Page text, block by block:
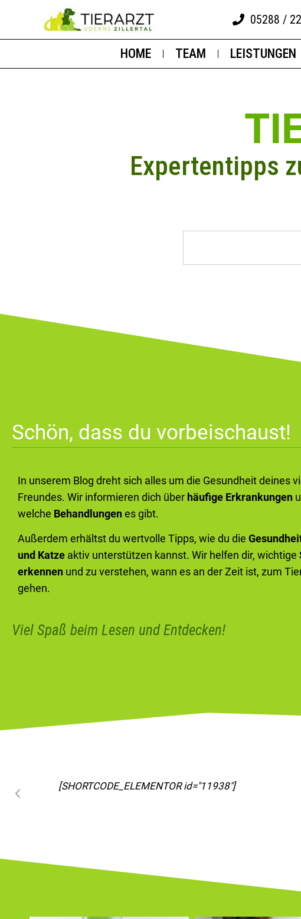
05288 /
HOME TEAM LEISTUNGEN
Expertentipps
Schön, dass du vorbeischaust!
In unserem Blog dreht sich alles um die Gesundheit deines
Freundes. Wir informieren dich über häufige Erkrankungen
welche Behandlungenes gibt.
Außerdem erhältst du wertvolle Tipps, wie du die
und Katze aktiv unterstützen kannst. Wir helfen dir, wichtige
erkennen und zu verstehen, wann es an der Zeit ist, zum
gehen.
Viel Spaß beim Lesen und Entdecken!
[SHORTCODE_ELEMENTOR id="11963"]